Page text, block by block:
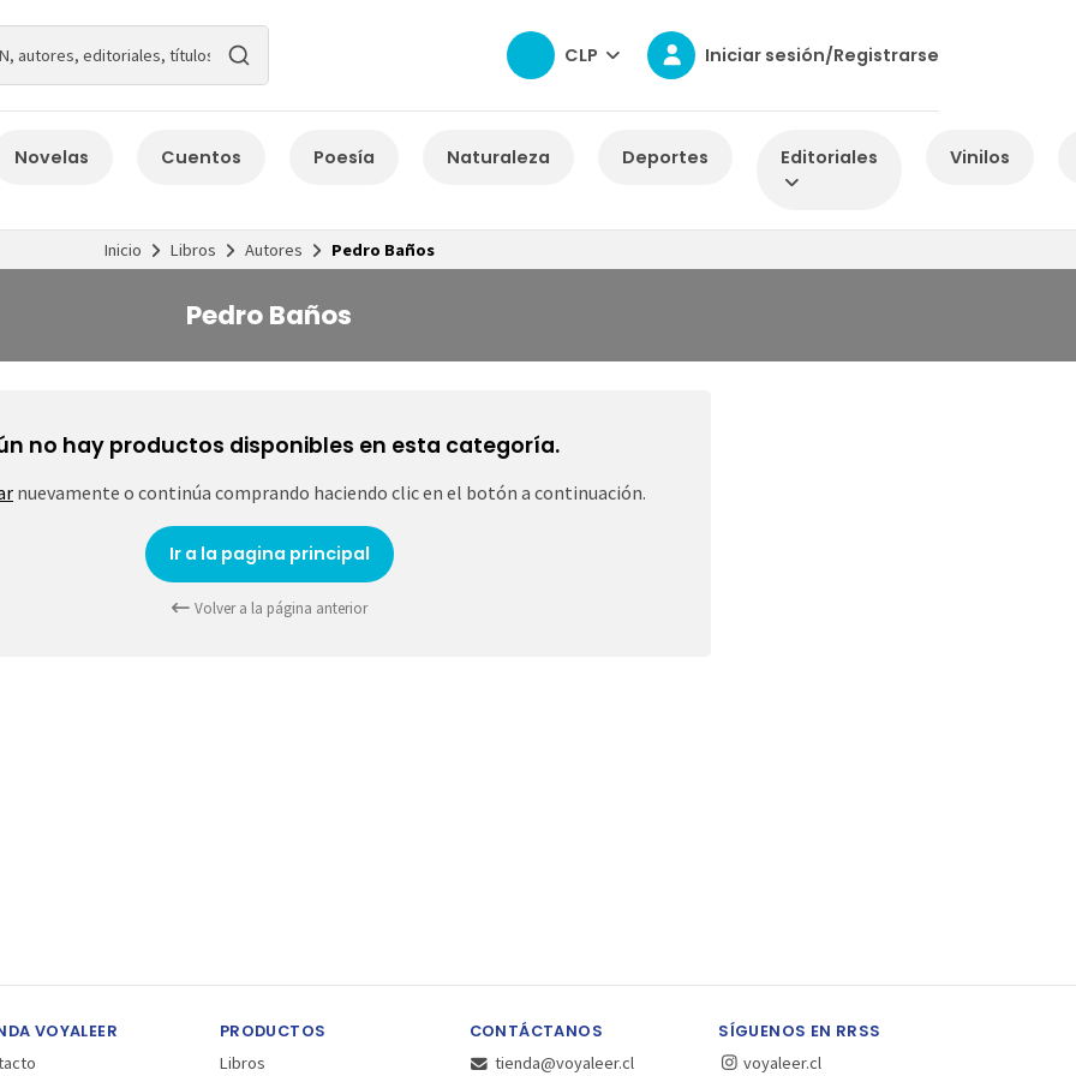
CLP Iniciar sesión/Registrarse
Novelas Cuentos Poesía Naturaleza Deportes Editoriales Vinilos
Inicio Libros Autores Pedro Baños
Pedro Baños
no hay productos disponibles en esta categoría.
nuevamente o continúa comprando haciendo clic en el botón a continuación.
Ir a la pagina principal
Volver a la página anterior
VOYALEER PRODUCTOS
Libros
CONTÁCTANOS
tienda@voyaleer.cl
SÍGUENOS EN RRSS
voyaleer.cl